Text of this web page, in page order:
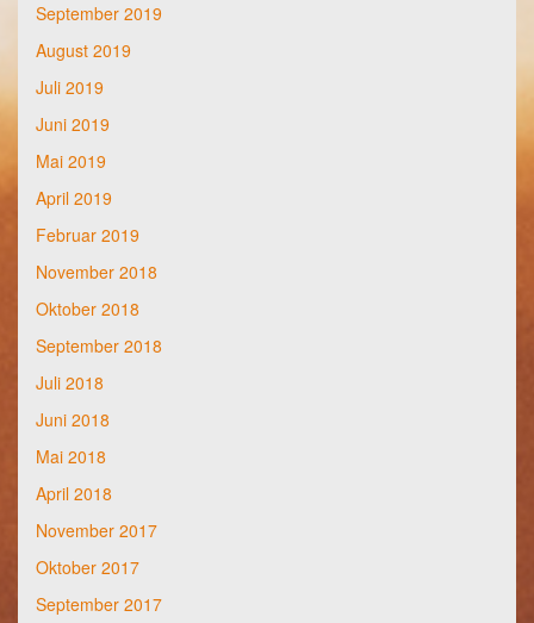
September 2019
August 2019
Juli 2019
Juni 2019
Mai 2019
April 2019
Februar 2019
November 2018
Oktober 2018
September 2018
Juli 2018
Juni 2018
Mai 2018
April 2018
November 2017
Oktober 2017
September 2017